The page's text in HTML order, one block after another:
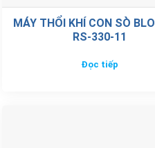
MÁY THỔI KHÍ CON SÒ
RS-330-11
Đọc tiếp